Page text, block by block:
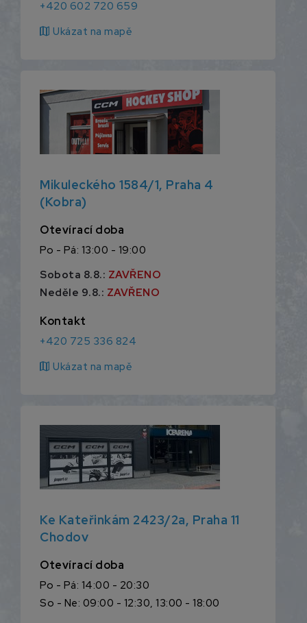
+420 602 720 659
map Ukázat na mapě
Mikuleckého 1584/1, Praha 4
(Kobra)
Otevírací doba
Po - Pá: 13:00 - 19:00
Sobota 8.8.: ZAVŘENO
Neděle 9.8.: ZAVŘENO
Kontakt
+420 725 336 824
map Ukázat na mapě
Ke Kateřinkám 2423/2a, Praha 11
Chodov
Otevírací doba
Po - Pá: 14:00 - 20:30
So - Ne: 09:00 - 12:30, 13:00 - 18:00